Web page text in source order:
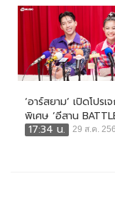
‘อาร์สยาม’ เปิดโปรเ
พิเศษ ‘อีสาน
17:34 น.
29 ส.ค.